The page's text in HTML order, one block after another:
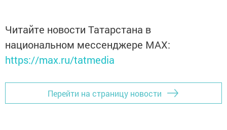
Читайте новости Татарстана в
национальном мессенджере MАХ:
https://max.ru/tatmedia
Перейти на страницу новости